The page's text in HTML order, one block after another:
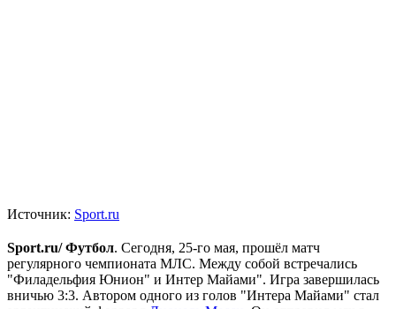
Источник: Sport.ru
Sport.ru/ Футбол. Сегодня, 25-го мая, прошёл матч
регулярного чемпионата МЛС. Между собой встречались
"Филадельфия Юнион" и Интер Майами". Игра завершилась
вничью 3:3. Автором одного из голов "Интера Майами" стал